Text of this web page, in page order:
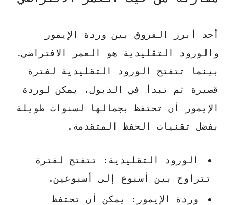
أحد أبرز الفروق بين وردة الإيمور
والورود التقليدية هو العمر الافتراضي.
بينما تتفتح الورود التقليدية لفترة
قصيرة ثم تبدأ في الذبول، يمكن لوردة
الإيمور أن تحتفظ بجمالها لسنوات طويلة
بفضل تقنيات الحفظ المتقدمة.
الورود التقليدية: تتفتح لفترة
تتراوح بين أسبوع إلى أسبوعين.
وردة الإيمور: يمكن أن تحتفظ